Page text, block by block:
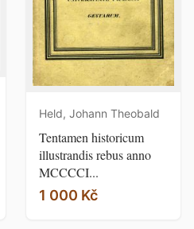
Held, Johann Theobald
Tentamen historicum
illustrandis rebus anno
MCCCCI...
1 000 Kč